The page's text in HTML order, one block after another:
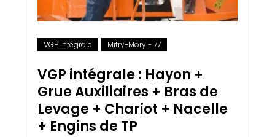
VGP Intégrale Mitry-Mory - 77
VGP intégrale : Hayon +
Grue Auxiliaires + Bras de
Levage + Chariot + Nacelle
+ Engins de TP